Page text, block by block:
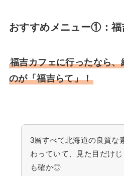
おすすめメニュー①：福
福吉カフェに行ったなら
のが「福吉らて」！
3層すべて北海道の良質な
わっていて、見た目だけ
も確か◎